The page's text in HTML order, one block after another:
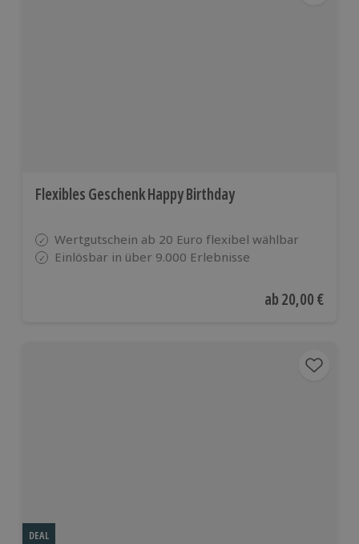
Flexibles Geschenk Happy Birthday
Wertgutschein ab 20 Euro flexibel wählbar
Einlösbar in über 9.000 Erlebnisse
Aktueller Preis
ab20,00 €
DEAL